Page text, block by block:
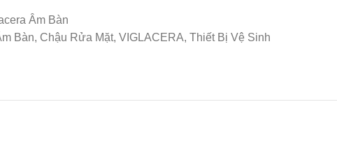
Âm Bàn
Bàn, Chậu Rửa Mặt, VIGLACERA, Thiết Bị Vệ Sinh